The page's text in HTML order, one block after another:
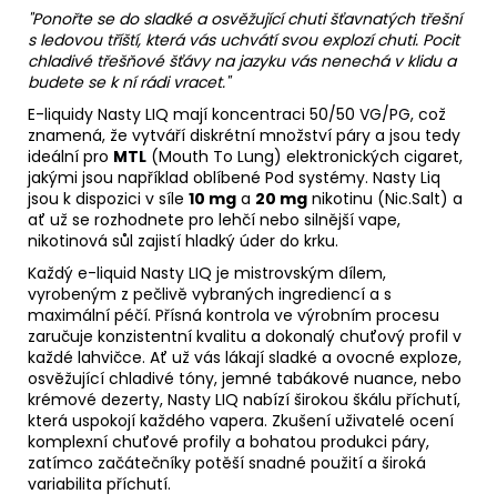
"Ponořte se do sladké a osvěžující chuti šťavnatých třešní
s ledovou tříští, která vás uchvátí svou explozí chuti. Pocit
chladivé třešňové šťávy na jazyku vás nenechá v klidu a
budete se k ní rádi vracet."
E-liquidy Nasty LIQ mají koncentraci 50/50 VG/PG, což
znamená, že vytváří diskrétní množství páry a jsou tedy
ideální pro MTL (Mouth To Lung) elektronických cigaret,
jakými jsou například oblíbené Pod systémy. Nasty Liq
jsou k dispozici v síle 10 mg a 20 mg nikotinu (Nic.Salt) a
ať už se rozhodnete pro lehčí nebo silnější vape,
nikotinová sůl zajistí hladký úder do krku.
Každý e-liquid Nasty LIQ je mistrovským dílem,
vyrobeným z pečlivě vybraných ingrediencí a s
maximální péčí. Přísná kontrola ve výrobním procesu
zaručuje konzistentní kvalitu a dokonalý chuťový profil v
každé lahvičce. Ať už vás lákají sladké a ovocné exploze,
osvěžující chladivé tóny, jemné tabákové nuance, nebo
krémové dezerty, Nasty LIQ nabízí širokou škálu příchutí,
která uspokojí každého vapera. Zkušení uživatelé ocení
komplexní chuťové profily a bohatou produkci páry,
zatímco začátečníky potěší snadné použití a široká
variabilita příchutí.